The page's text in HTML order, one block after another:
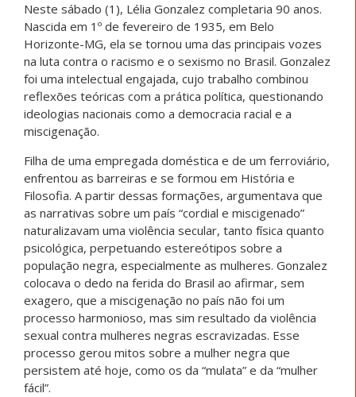
Neste sábado (1), Lélia Gonzalez completaria 90 anos.
Nascida em 1º de fevereiro de 1935, em Belo
Horizonte-MG, ela se tornou uma das principais vozes
na luta contra o racismo e o sexismo no Brasil. Gonzalez
foi uma intelectual engajada, cujo trabalho combinou
reflexões teóricas com a prática política, questionando
ideologias nacionais como a democracia racial e a
miscigenação.
Filha de uma empregada doméstica e de um ferroviário,
enfrentou as barreiras e se formou em História e
Filosofia. A partir dessas formações, argumentava que
as narrativas sobre um país “cordial e miscigenado”
naturalizavam uma violência secular, tanto física quanto
psicológica, perpetuando estereótipos sobre a
população negra, especialmente as mulheres. Gonzalez
colocava o dedo na ferida do Brasil ao afirmar, sem
exagero, que a miscigenação no país não foi um
processo harmonioso, mas sim resultado da violência
sexual contra mulheres negras escravizadas. Esse
processo gerou mitos sobre a mulher negra que
persistem até hoje, como os da “mulata” e da “mulher
fácil”.